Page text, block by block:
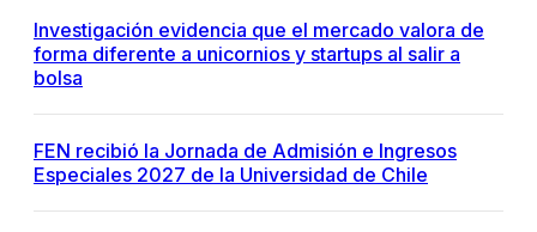
Investigación evidencia que el mercado valora de
forma diferente a unicornios y startups al salir a
bolsa
FEN recibió la Jornada de Admisión e Ingresos
Especiales 2027 de la Universidad de Chile